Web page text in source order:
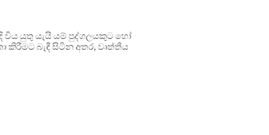
යුතු යැයි යම් පුද්ගලයකුට හෝ
කිරීමට බැඳී සිටින අතර, වෘත්තීය